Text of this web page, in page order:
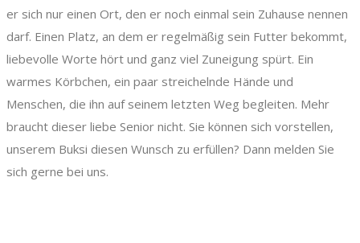
er sich nur einen Ort, den er noch einmal sein Zuhause nennen
darf. Einen Platz, an dem er regelmäßig sein Futter bekommt,
liebevolle Worte hört und ganz viel Zuneigung spürt. Ein
warmes Körbchen, ein paar streichelnde Hände und
Menschen, die ihn auf seinem letzten Weg begleiten. Mehr
braucht dieser liebe Senior nicht. Sie können sich vorstellen,
unserem Buksi diesen Wunsch zu erfüllen? Dann melden Sie
sich gerne bei uns.